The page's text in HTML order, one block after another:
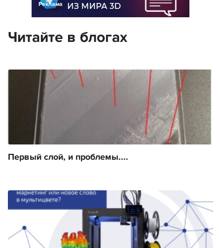
Реклама
Читайте в блогах
Первый слой, и проблемы....